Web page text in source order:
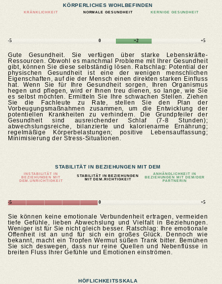
KÖRPERLICHES WOHLBEFINDEN
KRÄNKLICHKEIT NORMALE GESUNDHEIT KERNIGE GESUNDHEIT
-5 0 +2 +5
Gute Gesundheit. Sie verfügen über starke Lebenskräfte-
Ressourcen. Obwohl es manchmal Probleme mit Ihrer Gesundheit
gibt, können Sie diese selbständig lösen. Ratschlag: Potential der
physischen Gesundheit ist eine der wenigen menschlichen
Eigenschaften, auf die der Mensch einen direkten starken Einfluss
hat. Wenn Sie für Ihre Gesundheit sorgen, Ihren Organismus
hegen und pflegen, wird er Ihnen treu dienen, so lange, wie Sie
es selbst möchten. Ermitteln Sie Ihre schwachen Stellen. Ziehen
Sie die Fachleute zu Rate, stellen Sie den Plan der
Vorbeugungsmaßnahmen zusammen, um die Entwicklung der
potentiellen Krankheiten zu verhindern. Die Grundpfeiler der
Gesundheit sind ausreichender Schlaf (7-8 Stunden);
abwechslungsreiche, bilanzierte und kalorienarme Ernährung;
regelmäßige Körperbelastungen; positive Lebensauffassung;
Minimisierung der Stress-Situationen.
STABILITÄT IN BEZIEHUNGEN MIT DEM
INSTABILITÄT IN
BEZIEHUNGEN MIT
DEM.UNRICHTIGKEIT
STABILITÄT IN BEZIEHUNGEN
MIT DEM.RICHTIGKEIT
ANHÄNGLICHKEIT IN
BEZIEHUNGEN MIT DEM/DER
PARTNERIN
-5 0 +5
Sie können keine emotionale Verbundenheit ertragen, vermeiden
tiefe Gefühle, lieben Abwechslung und Vielfalt in Beziehungen.
Weniger ist für Sie nicht gleich besser. Ratschlag: Ihre emotionale
Offenheit ist an und für sich ein großes Glück. Dennoch wie
bekannt, macht ein Tropfen Wermut süßen Trank bitter. Bemühen
Sie sich deswegen, dass nur reine Quellen und Nebenflüsse in
breiten Fluss Ihrer Gefühle und Emotionen einströmen.
HÖFLICHKEITSSKALA